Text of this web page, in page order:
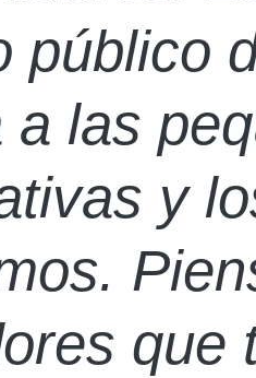
público
a las
y
que